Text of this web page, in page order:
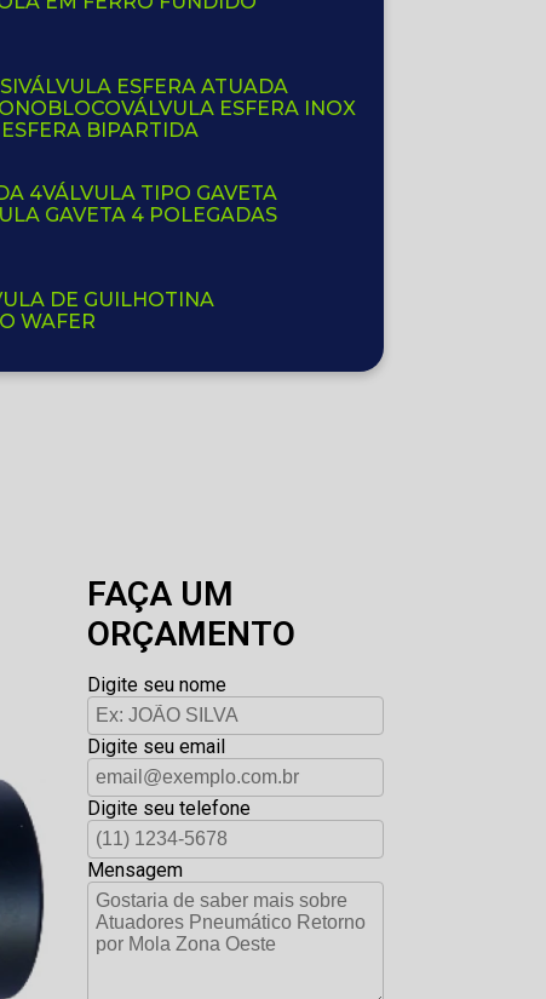
VÁLVULA ESFERA ATUADA
VÁLVULA ESFERA INOX
ESFERA BIPARTIDA
4 VÁLVULA TIPO GAVETA
GAVETA 4 POLEGADAS
DE GUILHOTINA
WAFER
FAÇA UM
ORÇAMENTO
Digite seu nome
Digite seu email
Digite seu telefone
Mensagem